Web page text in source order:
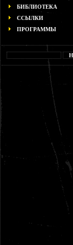
БИБЛИОТЕКА
ССЫЛКИ
ПРОГРАММЫ